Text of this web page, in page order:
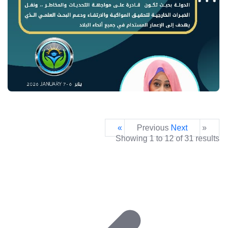
« Previous
Next »
Showing1to12of31results